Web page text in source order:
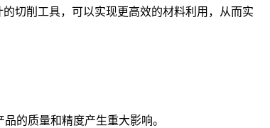
切削工具，可以实现更高效的材料利用，从而实
的质量和精度产生重大影响。